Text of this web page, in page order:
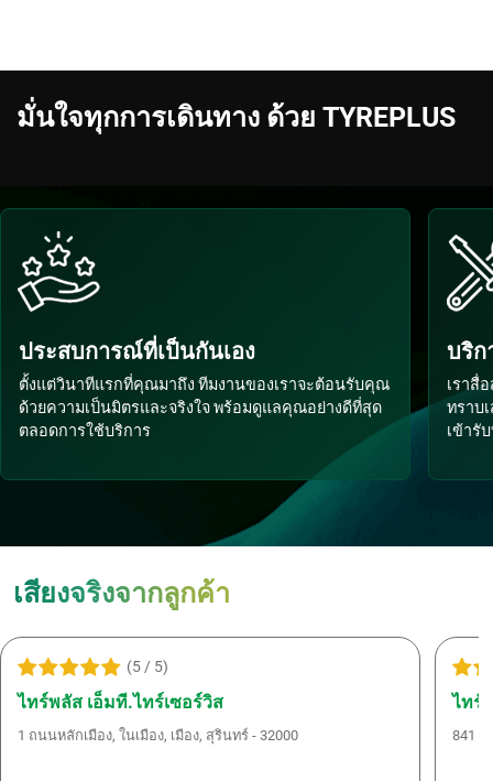
มั่นใจทุกการเดินทาง ด้วย TYREPLUS
ประสบการณ์ที่เป็นกันเอง
ตั้งแต่วินาทีแรกที่คุณมาถึง ทีมงานของเราจะต้อนรับคุณ
ด้วยความเป็นมิตรและจริงใจ พร้อมดูแลคุณอย่างดีที่สุด
ตลอดการใช้บริการ
บริก
เราสื่
ทราบ
เข้ารั
เสียงจริงจากลูกค้า
(5 / 5)
ไทร์พลัส เอ็มที.ไทร์เซอร์วิส
1 ถนนหลักเมือง, ในเมือง, เมือง, สุรินทร์ - 32000
ไทร์
841 ห